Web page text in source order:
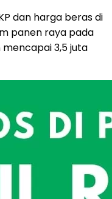
dan harga beras di
panen raya pada
3,5 juta